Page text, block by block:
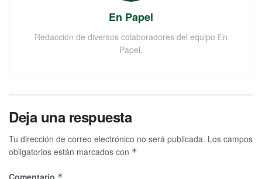
En Papel
Redacción de diversos colaboradores del equipo En
Papel.
Deja una respuesta
Tu dirección de correo electrónico no será publicada. Los campos
obligatorios están marcados con *